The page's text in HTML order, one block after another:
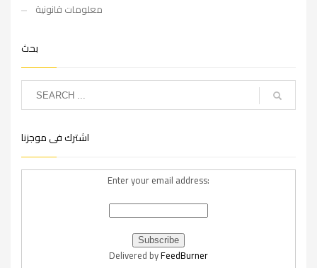
معلومات قانونية
بحث
اشترك فى موجزنا
Enter your email address:
Delivered byFeedBurner